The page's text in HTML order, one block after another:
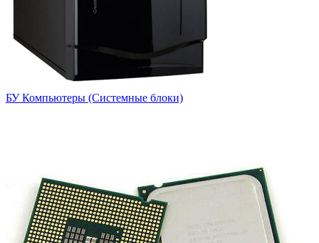
БУ Компьютеры (Системные блоки)